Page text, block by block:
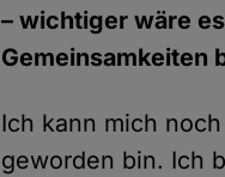
– wichtiger wäre
Gemeinsamkeiten
Ich kann mich
geworden bin. Ich